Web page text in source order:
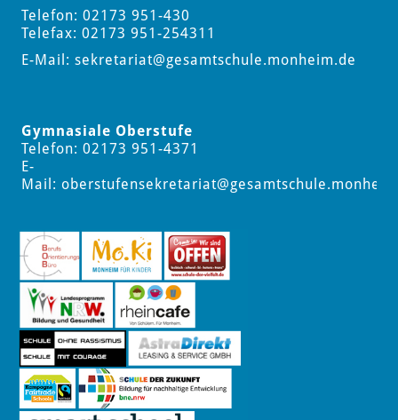
Telefon: 02173 951-430
Telefax: 02173 951-254311
E-Mail: sekretariat@gesamtschule.monheim.de
Gymnasiale Oberstufe
Telefon: 02173 951-4371
E-
Mail: oberstufensekretariat